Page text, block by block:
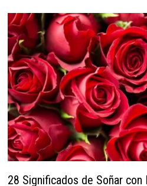
28 Significados de Soñar con